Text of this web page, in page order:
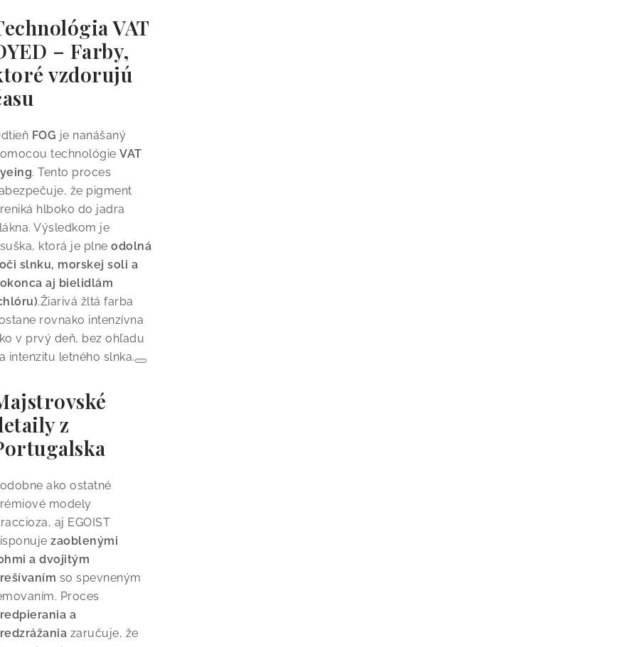
VAT
– Farby,
vzdorujú
FOG je nanášaný
technológie VAT
. Tento proces
že pigment
hlboko do jadra
Výsledkom je
ktorá je plne odolná
slnku, morskej soli a
aj bielidlám
.Žiarivá žltá farba
rovnako intenzívna
v prvý deň, bez ohľadu
intenzitu letného slnka.
z
ako ostatné
modely
aj EGOIST
zaoblenými
a dvojitým
so spevneným
Proces
a
zaručuje, že